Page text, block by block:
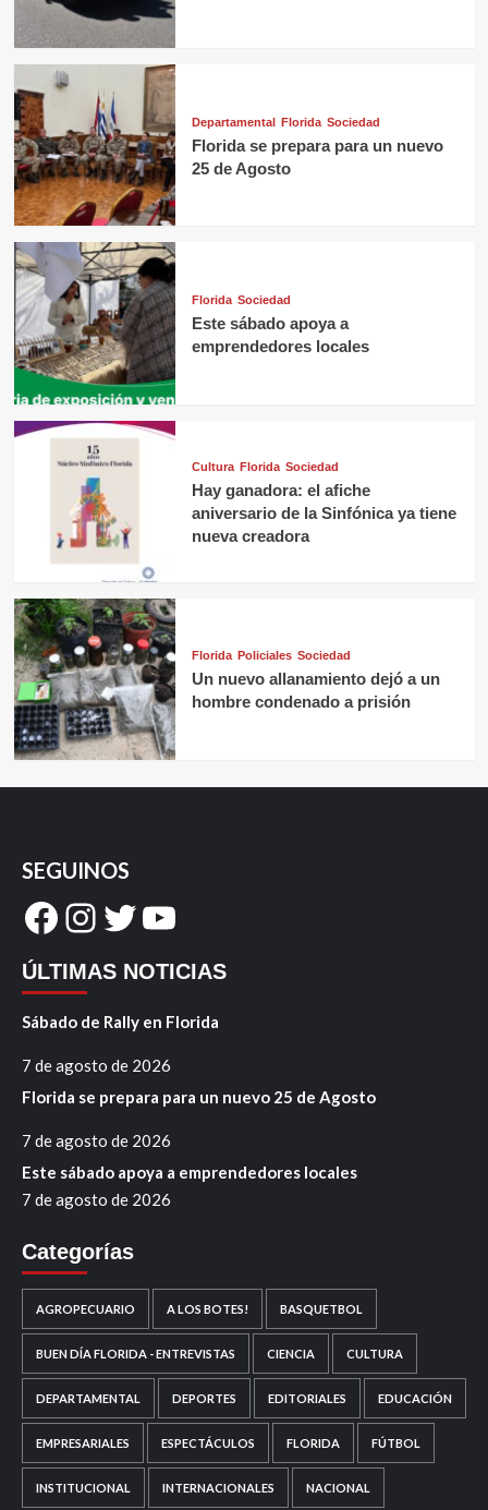
Departamental Florida Sociedad
Florida se prepara para un nuevo
25 de Agosto
Florida Sociedad
Este sábado apoya a
emprendedores locales
Cultura Florida Sociedad
Hay ganadora: el afiche
aniversario de la Sinfónica ya tiene
nueva creadora
Florida Policiales Sociedad
Un nuevo allanamiento dejó a un
hombre condenado a prisión
SEGUINOS
Facebook
Instagram
Twitter
YouTube
ÚLTIMAS NOTICIAS
Sábado de Rally en Florida
7 de agosto de 2026
Florida se prepara para un nuevo 25 de Agosto
7 de agosto de 2026
Este sábado apoya a emprendedores locales
7 de agosto de 2026
Categorías
AGROPECUARIO A LOS BOTES! BASQUETBOL
BUEN DÍA FLORIDA - ENTREVISTAS CIENCIA CULTURA
DEPARTAMENTAL DEPORTES EDITORIALES EDUCACIÓN
EMPRESARIALES ESPECTÁCULOS FLORIDA FÚTBOL
INSTITUCIONAL INTERNACIONALES NACIONAL